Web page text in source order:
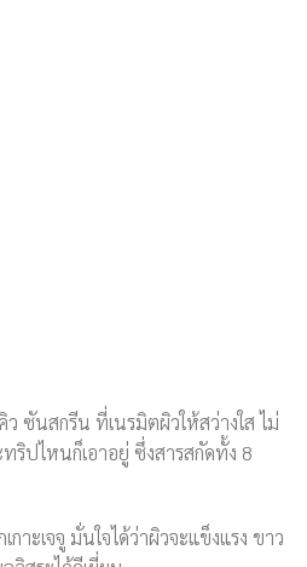
ซันสกรีน ที่เนรมิตผิวให้สว่างใส ไม่
ริปไหนก็เอาอยู่ ซึ่งสารสกัดทั้ง 8
กาะเจจู มั่นใจได้ว่าผิวจะแข็งแรง ขาว